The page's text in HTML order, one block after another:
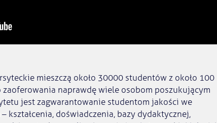
mieszczą około 30000 studentów z około 100
naprawdę wiele osobom poszukującym
jest zagwarantowanie studentom jakości we
kształcenia, doświadczenia, bazy dydaktycznej,